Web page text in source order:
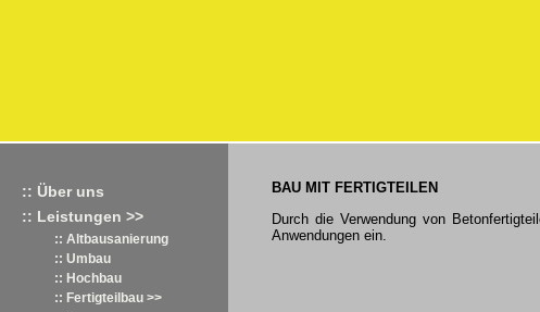
:: Über uns
:: Leistungen >>
:: Altbausanierung
:: Umbau
:: Hochbau
:: Fertigteilbau >>
BAU MIT FERTIGTEILEN
Durch die Verwendung von
Anwendungen ein.